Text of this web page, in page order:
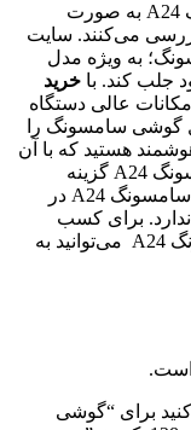
بسیاری از افراد برای خرید گوشی سامسونگ A24 به صورت
می‌کنند. سایت
به ویژه مدل
خرید
عالی دستگاه
گوشی سامسونگ را
هستید که با آن
نیازهای روزمره را برآورد کنید، گوشی سامسونگ A24 گزینه
مناسبی برای خرید است؛ زیرا قیمت گوشی سامسونگ A24 در
برای کسب
اطلاع بیشتر و دانستن قیمت گوشی سامسونگ A24 می‌توانید به
برای “گوشی